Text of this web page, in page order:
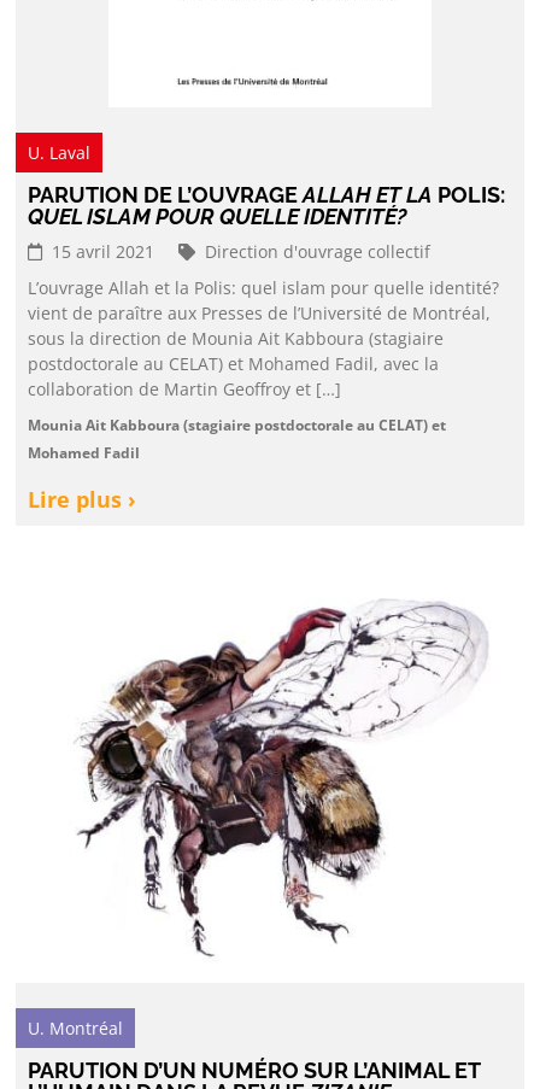
U. Laval
PARUTION DE L’OUVRAGEALLAH ET LA POLIS:
QUEL ISLAM POUR QUELLE IDENTITÉ?
15 avril 2021
Direction d'ouvrage collectif
L’ouvrage Allah et la Polis: quel islam pour quelle identité?
vient de paraître aux Presses de l’Université de Montréal,
sous la direction de Mounia Ait Kabboura (stagiaire
postdoctorale au CELAT) et Mohamed Fadil, avec la
collaboration de Martin Geoffroy et […]
Mounia Ait Kabboura (stagiaire postdoctorale au CELAT) et
Mohamed Fadil
Lire plus ›
U. Montréal
PARUTION D’UN NUMÉRO SUR L’ANIMAL ET